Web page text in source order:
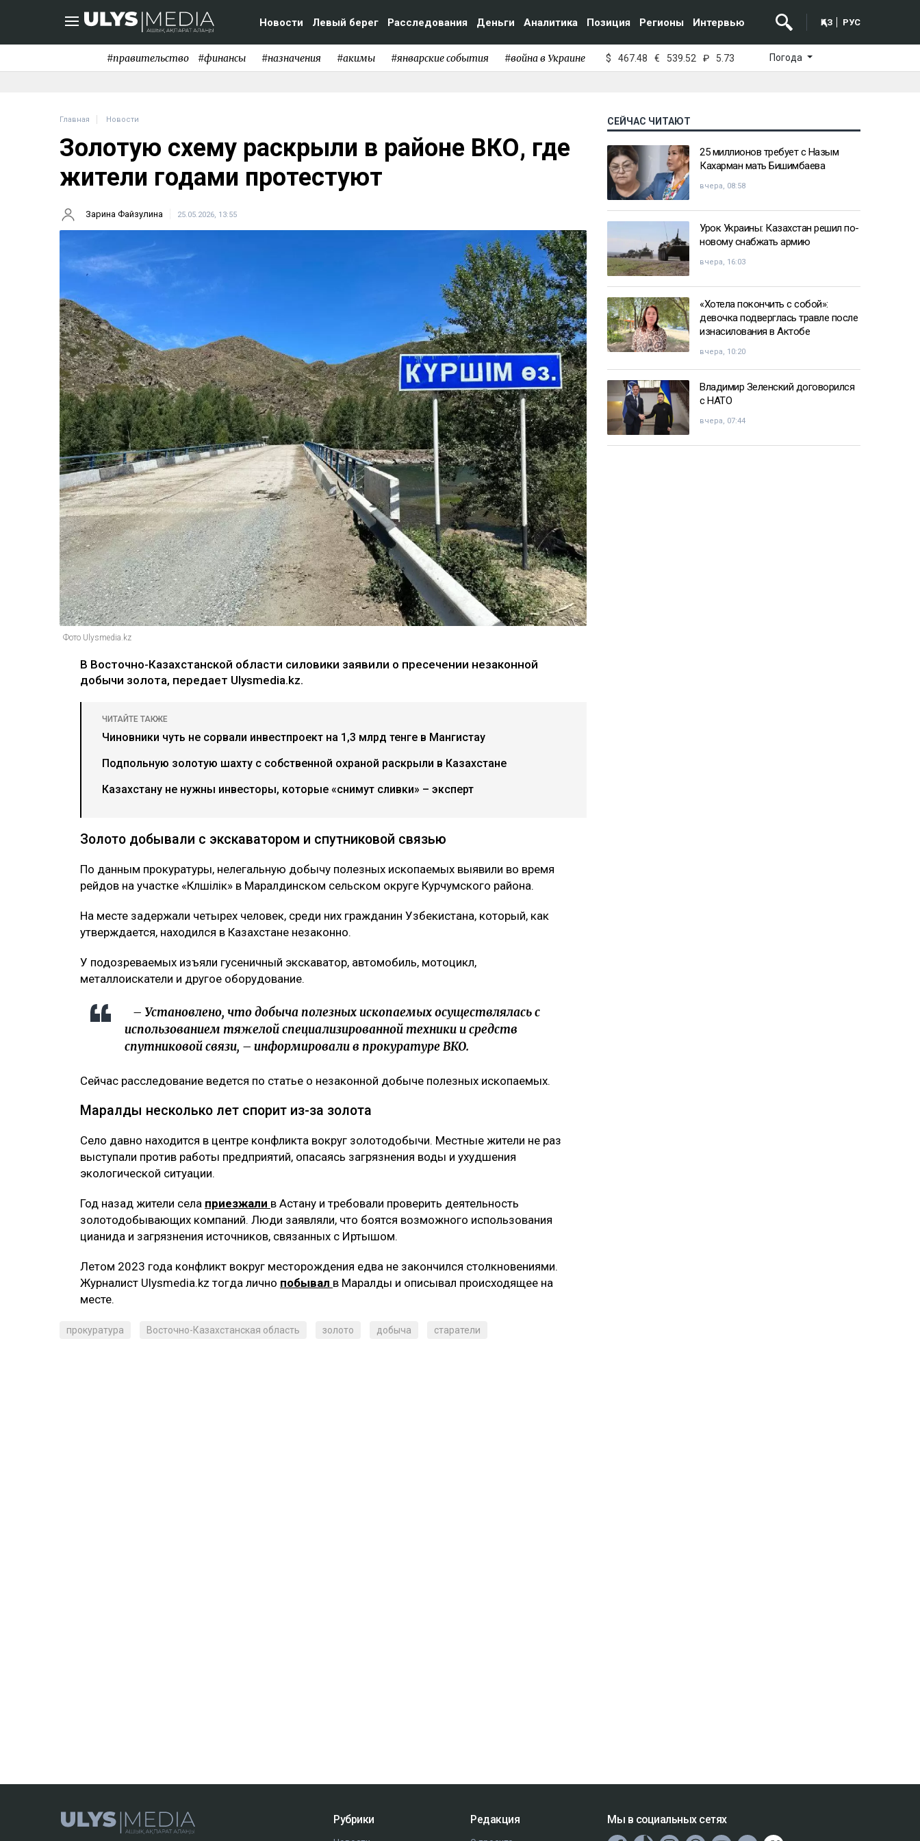
Новости Левый берег Расследования Деньги Аналитика Позиция Регионы Интервью ҚАЗ РУС
#правительство #финансы #назначения #акимы #январские события #война в Украине $ 467.48 € 539.52 ₽ 5.73 Погода
Главная Новости
Золотую схему раскрыли в районе ВКО, где
жители годами протестуют
Зарина Файзулина 25.05.2026, 13:55
Фото Ulysmedia.kz
В Восточно-Казахстанской области силовики заявили о пресечении незаконной
добычи золота, передает Ulysmedia.kz.
ЧИТАЙТЕ ТАКЖЕ
Чиновники чуть не сорвали инвестпроект на 1,3 млрд тенге в Мангистау
Подпольную золотую шахту с собственной охраной раскрыли в Казахстане
Казахстану не нужны инвесторы, которые «снимут сливки» – эксперт
Золото добывали с экскаватором и спутниковой связью
По данным прокуратуры, нелегальную добычу полезных ископаемых выявили во время
рейдов на участке «Көлшілік» в Маралдинском сельском округе Курчумского района.
На месте задержали четырех человек, среди них гражданин Узбекистана, который, как
утверждается, находился в Казахстане незаконно.
У подозреваемых изъяли гусеничный экскаватор, автомобиль, мотоцикл,
металлоискатели и другое оборудование.
– Установлено, что добыча полезных ископаемых осуществлялась с
использованием тяжелой специализированной техники и средств
спутниковой связи, – информировали в прокуратуре ВКО.
Сейчас расследование ведется по статье о незаконной добыче полезных ископаемых.
Маралды несколько лет спорит из-за золота
Село давно находится в центре конфликта вокруг золотодобычи. Местные жители не раз
выступали против работы предприятий, опасаясь загрязнения воды и ухудшения
экологической ситуации.
Год назад жители села приезжали в Астану и требовали проверить деятельность
золотодобывающих компаний. Люди заявляли, что боятся возможного использования
цианида и загрязнения источников, связанных с Иртышом.
Летом 2023 года конфликт вокруг месторождения едва не закончился столкновениями.
Журналист Ulysmedia.kz тогда лично побывал в Маралды и описывал происходящее на
месте.
прокуратура Восточно-Казахстанская область золото добыча старатели
СЕЙЧАС ЧИТАЮТ
25 миллионов требует с Назым
Кахарман мать Бишимбаева
вчера, 08:58
Урок Украины: Казахстан решил по-
новому снабжать армию
вчера, 16:03
«Хотела покончить с собой»:
девочка подверглась травле после
изнасилования в Актобе
вчера, 10:20
Владимир Зеленский договорился
с НАТО
вчера, 07:44
Рубрики Редакция Мы в социальных сетях